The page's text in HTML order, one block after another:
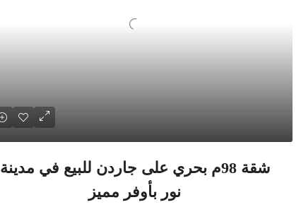
شقة 98م بحري على جاردن للبيع في مدينة
نور بأوفر مميز